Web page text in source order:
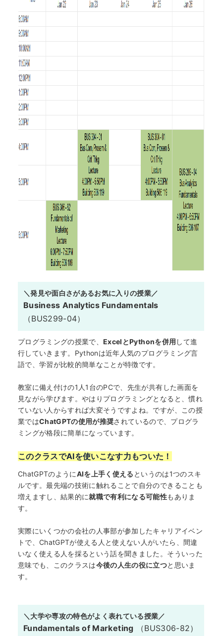
HOME
＼発見や面白さがあるお気に入りの授業／
Business Analytics Fundamentals
（BUS299-04）
プログラミングの授業で、ExcelとPythonを併用 して進
行していきます。Pythonは近年人気のプログラミング言
語で、学習が比較的簡単なことが特徴です。
教室に備え付けの1人1台のPCで、先生が共有した画面を
見ながら学びます。やはりプログラミングとなると、慣れ
ていない人からすれば大変そうですよね。ですが、この授
業ではChatGPTの使用が推奨されているので、プログラ
ミングが格段に簡単になっています。
このクラスでAIを使いこなす力もついた！
ChatGPTのようにAIを上手く使える というのは1つのスキ
ルです。最先端の技術に触れることで自分のできることも
増えますし、結果的に就職で有利になる可能性もありま
す。
実際にいくつかの会社の人事部が参加したキャリアイベン
トで、ChatGPTが使える人と使えない人がいたら、間違
いなく使える人を採るという話を聞きました。そういった
意味でも、このクラスは今後の人生の役に立つと思いま
す。
＼大学や専攻の特色がよく表れている授業／
Fundamentals of Marketing （BUS306-82）